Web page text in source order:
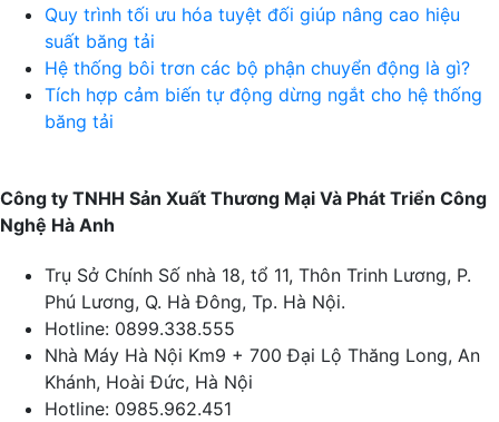
Quy trình tối ưu hóa tuyệt đối giúp nâng cao hiệu
suất băng tải
Hệ thống bôi trơn các bộ phận chuyển động là gì?
Tích hợp cảm biến tự động dừng ngắt cho hệ thống
băng tải
Công ty TNHH Sản Xuất Thương Mại Và Phát Triển Công
Nghệ Hà Anh
Trụ Sở Chính Số nhà 18, tổ 11, Thôn Trinh Lương, P.
Phú Lương, Q. Hà Đông, Tp. Hà Nội.
Hotline: 0899.338.555
Nhà Máy Hà Nội Km9 + 700 Đại Lộ Thăng Long, An
Khánh, Hoài Đức, Hà Nội
Hotline: 0985.962.451